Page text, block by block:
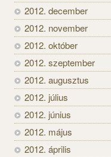
2012. december
2012. november
2012. október
2012. szeptember
2012. augusztus
2012. július
2012. június
2012. május
2012. április